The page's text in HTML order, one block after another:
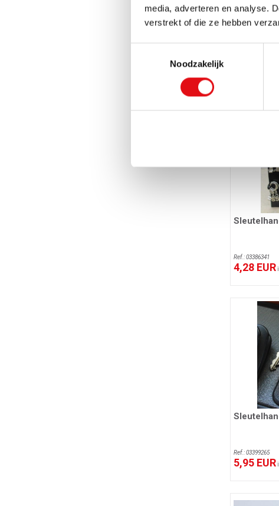
media, adverteren en analyse.
verstrekt of die ze hebben
Noodzakelijk
Ref.: 03386341
4,28 EUR
Ref.: 03399265
5,95 EUR